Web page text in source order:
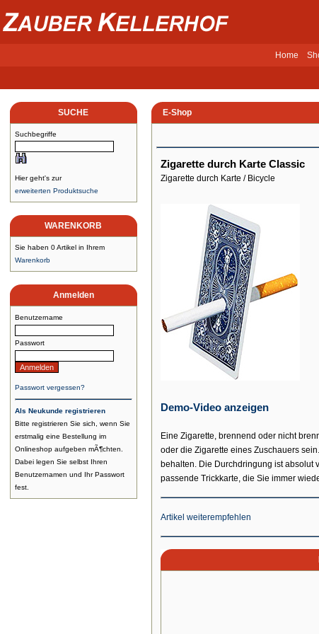
Home
SUCHE
Suchbegriffe
Hier geht's zur
erweiterten Produktsuche
WARENKORB
Sie haben 0 Artikel in Ihrem
Warenkorb
Anmelden
Benutzername
Passwort
Passwort vergessen?
Als Neukunde registrieren
Bitte registrieren Sie sich, wenn Sie
erstmalig eine Bestellung im
Onlineshop aufgeben mÃ¶chten.
Dabei legen Sie selbst Ihren
Benutzernamen und Ihr Passwort
fest.
E-Shop
Zigarette durch Karte Classic
Zigarette durch Karte / Bicycle
Demo-Video anzeigen
Eine Zigarette, brennend oder nicht
oder die Zigarette eines Zuschauers
behalten. Die Durchdringung ist absolut
passende Trickkarte, die Sie immer
Artikel weiterempfehlen